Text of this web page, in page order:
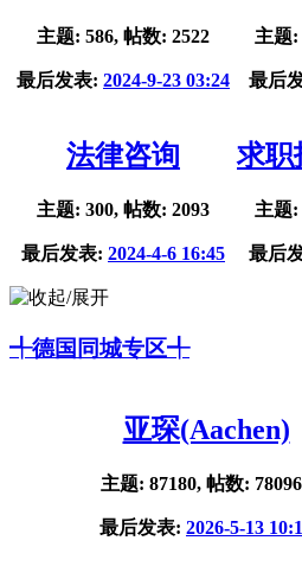
主题: 586, 帖数: 2522
最后发表: 2024-9-23 03:24
主题:
最后
法律咨询
主题: 300, 帖数: 2093
最后发表: 2024-4-6 16:45
求职
主题:
最后
╃德国同城专区╃
亚琛(Aachen)
主题: 87180, 帖数:
最后发表: 2026-5-13